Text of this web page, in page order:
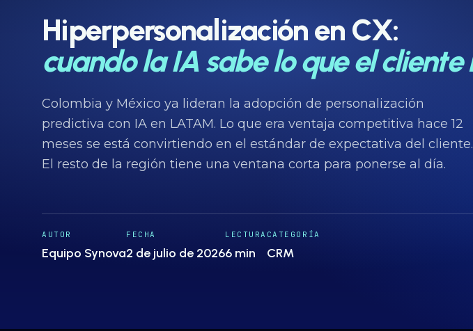
Hiperpersonalización en CX:
cuando la IA sabe lo que el
Colombia y México ya lideran la adopción de personalización
predictiva con IA en LATAM. Lo que era ventaja competitiva hace 12
meses se está convirtiendo en el estándar de expectativa del cliente.
El resto de la región tiene una ventana corta para ponerse al día.
AUTOR
Equipo Synova
FECHA
2 de julio de 2026
LECTURA
6 min
CATEGORÍA
CRM